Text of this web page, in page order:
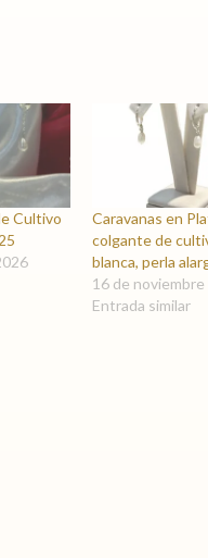
Cultivo
Caravanas en
colgante de
blanca, perla
16 de
Entrada similar